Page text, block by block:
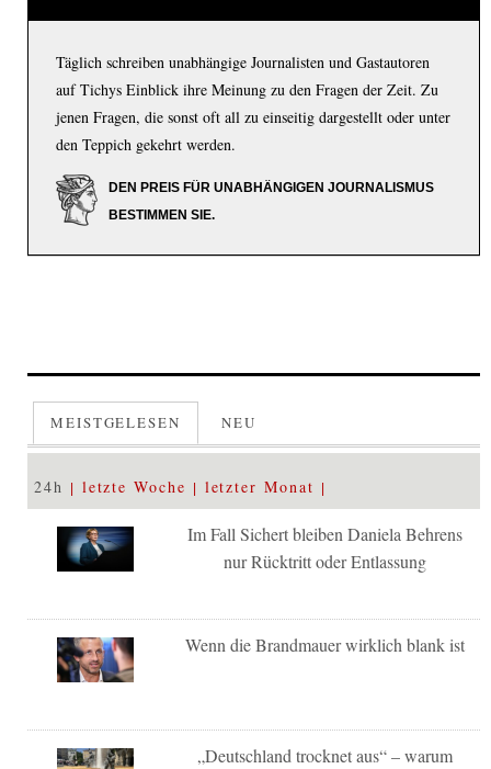
Täglich schreiben unabhängige Journalisten und Gastautoren
auf Tichys Einblick ihre Meinung zu den Fragen der Zeit. Zu
jenen Fragen, die sonst oft all zu einseitig dargestellt oder unter
den Teppich gekehrt werden.
DEN PREIS FÜR UNABHÄNGIGEN JOURNALISMUS
BESTIMMEN SIE.
MEISTGELESEN NEU
24h letzte Woche letzter Monat
Im Fall Sichert bleiben Daniela Behrens
nur Rücktritt oder Entlassung
Wenn die Brandmauer wirklich blank ist
„Deutschland trocknet aus“ – warum